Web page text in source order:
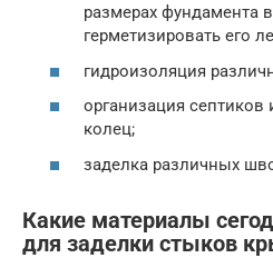
размерах фундамента
герметизировать его
гидроизоляция
организация
колец;
заделка различных
Какие материалы
для заделки стыков